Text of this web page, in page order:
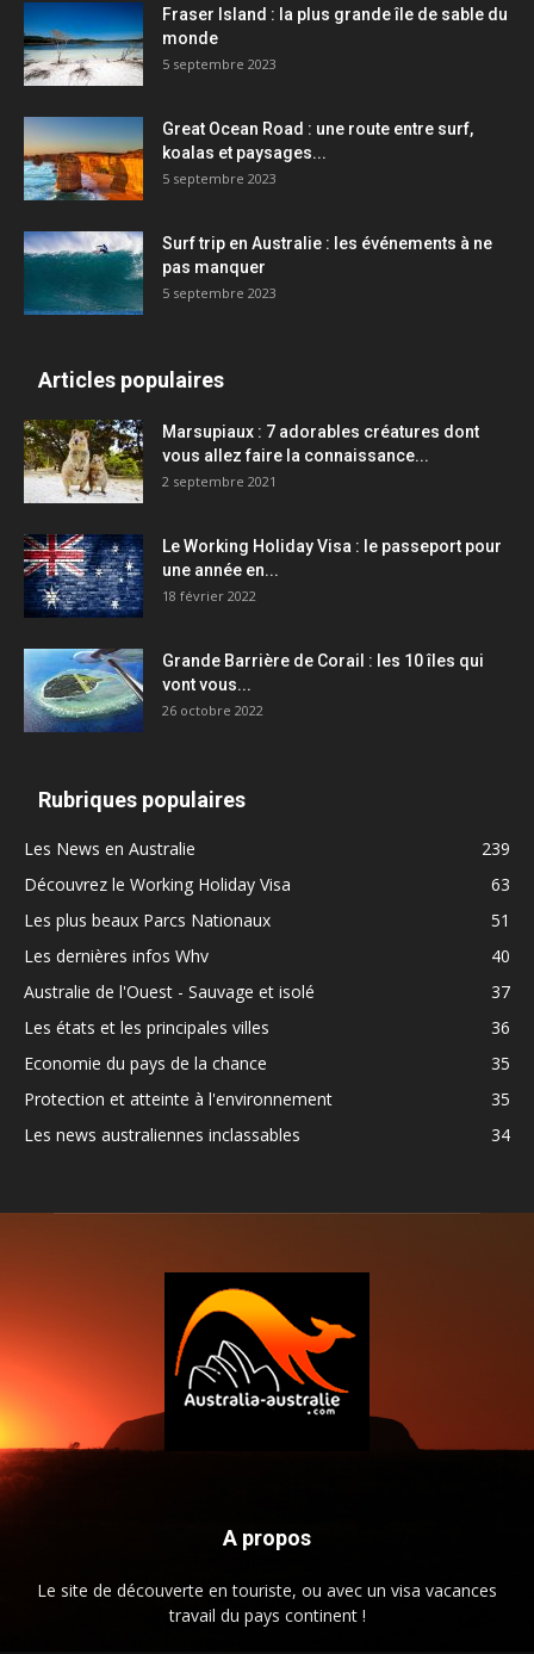
Fraser Island : la plus grande île de sable du
monde
5 septembre 2023
Great Ocean Road : une route entre surf,
koalas et paysages...
5 septembre 2023
Surf trip en Australie : les événements à ne
pas manquer
5 septembre 2023
Articles populaires
Marsupiaux : 7 adorables créatures dont
vous allez faire la connaissance...
2 septembre 2021
Le Working Holiday Visa : le passeport pour
une année en...
18 février 2022
Grande Barrière de Corail : les 10 îles qui
vont vous...
26 octobre 2022
Rubriques populaires
Les News en Australie
239
Découvrez le Working Holiday Visa
63
Les plus beaux Parcs Nationaux
51
Les dernières infos Whv
40
Australie de l'Ouest - Sauvage et isolé
37
Les états et les principales villes
36
Economie du pays de la chance
35
Protection et atteinte à l'environnement
35
Les news australiennes inclassables
34
A propos
Le site de découverte en touriste, ou avec un visa vacances
travail du pays continent !